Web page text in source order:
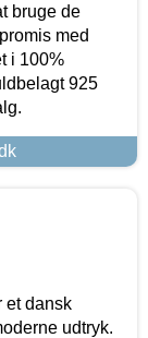
bruge de
med
i 100%
925
et dansk
udtryk.